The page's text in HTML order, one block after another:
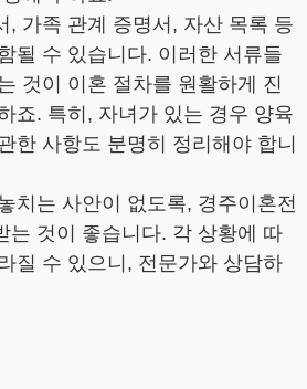
, 가족 관계 증명서, 자산 목록 등
될 수 있습니다. 이러한 서류들
것이 이혼 절차를 원활하게 진
죠. 특히, 자녀가 있는 경우 양육
한 사항도 분명히 정리해야 합니
치는 사안이 없도록, 경주이혼전
는 것이 좋습니다. 각 상황에 따
질 수 있으니, 전문가와 상담하